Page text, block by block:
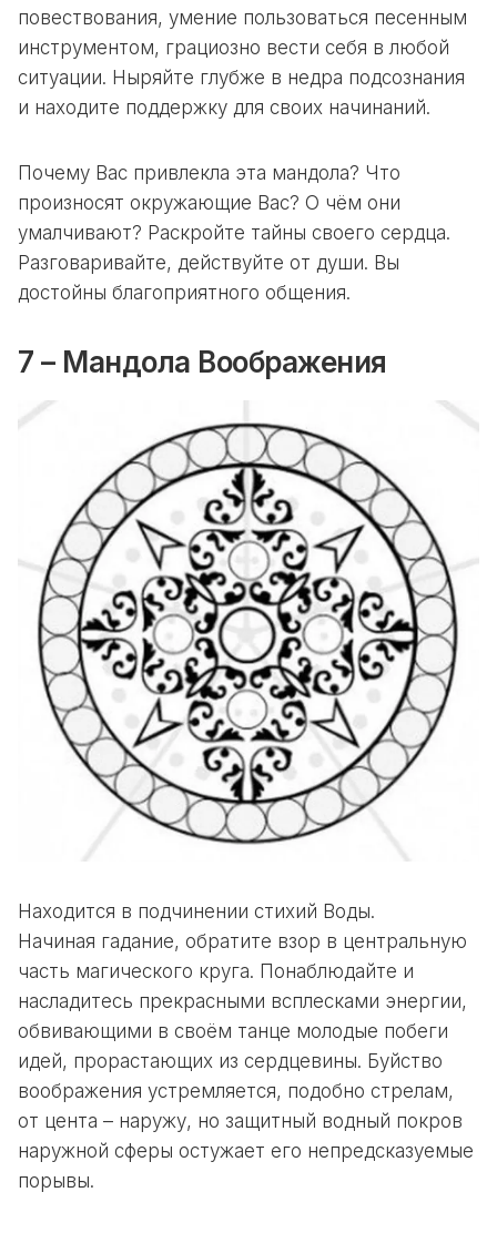
повествования, умение пользоваться песенным
инструментом, грациозно вести себя в любой
ситуации. Ныряйте глубже в недра подсознания
и находите поддержку для своих начинаний.
Почему Вас привлекла эта мандола? Что
произносят окружающие Вас? О чём они
умалчивают? Раскройте тайны своего сердца.
Разговаривайте, действуйте от души. Вы
достойны благоприятного общения.
7 – Мандола Воображения
Находится в подчинении стихий Воды.
Начиная гадание, обратите взор в центральную
часть магического круга. Понаблюдайте и
насладитесь прекрасными всплесками энергии,
обвивающими в своём танце молодые побеги
идей, прорастающих из сердцевины. Буйство
воображения устремляется, подобно стрелам,
от цента – наружу, но защитный водный покров
наружной сферы остужает его непредсказуемые
порывы.